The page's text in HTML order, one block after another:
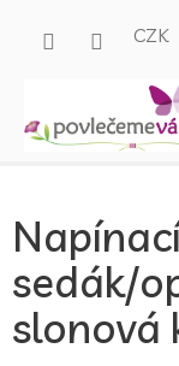
CZK
sedák/
slonová